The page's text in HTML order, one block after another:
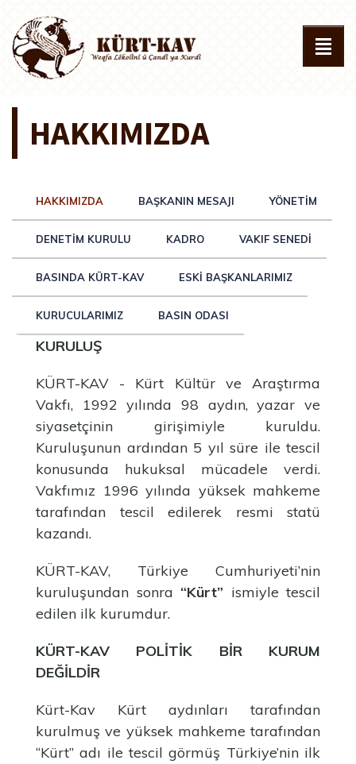
HAKKIMIZDA
HAKKIMIZDA BAŞKANIN MESAJI YÖNETIM
DENETIM KURULU KADRO VAKIF SENEDI
BASINDA KÜRT-KAV ESKI BAŞKANLARIMIZ
KURUCULARIMIZ BASIN ODASI
KURULUŞ
KÜRT-KAV - Kürt Kültür ve Araştırma
Vakfı, 1992 yılında 98 aydın, yazar ve
siyasetçinin girişimiyle kuruldu.
Kuruluşunun ardından 5 yıl süre ile tescil
konusunda hukuksal mücadele verdi.
Vakfımız 1996 yılında yüksek mahkeme
tarafından tescil edilerek resmi statü
kazandı.
KÜRT-KAV, Türkiye Cumhuriyeti’nin
kuruluşundan sonra “Kürt” ismiyle tescil
edilen ilk kurumdur.
KÜRT-KAV POLİTİK BİR KURUM
DEĞİLDİR
Kürt-Kav Kürt aydınları tarafından
kurulmuş ve yüksek mahkeme tarafından
“Kürt” adı ile tescil görmüş Türkiye’nin ilk